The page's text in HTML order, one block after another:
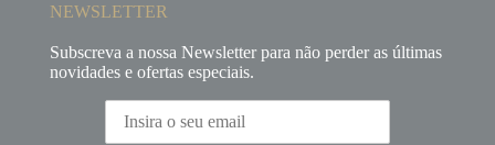
NEWSLETTER
Subscreva a nossa Newsletter para não perder as últimas
novidades e ofertas especiais.